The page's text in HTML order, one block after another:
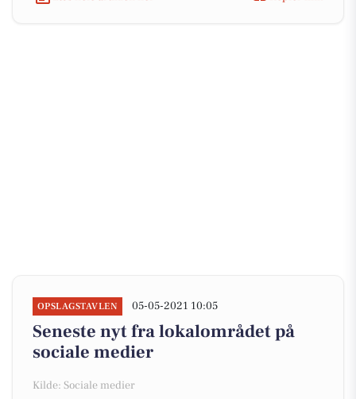
OPSLAGSTAVLEN 05-05-2021 10:05
Seneste nyt fra lokalområdet på
sociale medier
Kilde: Sociale medier